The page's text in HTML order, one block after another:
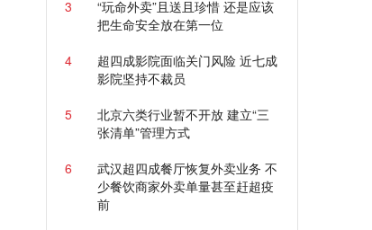
3
“玩命外卖”且送且珍惜 还是应该
把生命安全放在第一位
4
超四成影院面临关门风险 近七成
影院坚持不裁员
5
北京六类行业暂不开放 建立“三
张清单”管理方式
6
武汉超四成餐厅恢复外卖业务 不
少餐饮商家外卖单量甚至赶超疫
前